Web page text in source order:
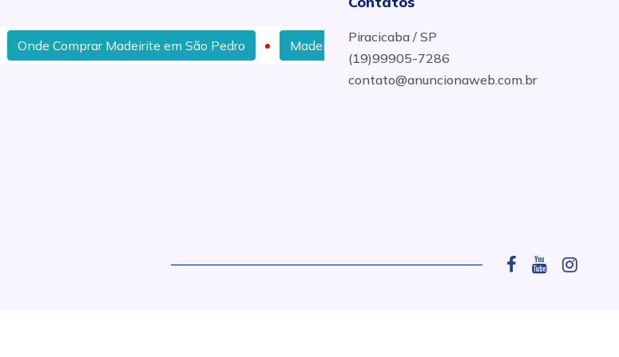
Onde Comprar Madeirite em São Pedro Madeira para Pergolado em Piracicaba
Piracicaba / SP
(19)99905-7286
contato@anuncionaweb.com.br